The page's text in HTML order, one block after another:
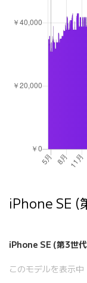
iPhone SE (
iPhone SE (第3世
このモデルを表示中